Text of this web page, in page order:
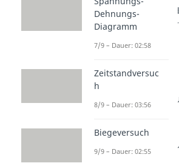
Werkstoffprüfung
Mehrachsige
Bruchmechanik
Kerbwirkung
Dauer: 04:40
Dauer: 03:24
Dauer: 03:17
Härteprüfung nach
Dauer: 02:44
Dehnungs-
Diagramm
7/9 – Dauer: 02:58
Zeitstandversuc
h
8/9 – Dauer: 03:56
Biegeversuch
9/9 – Dauer: 02:55